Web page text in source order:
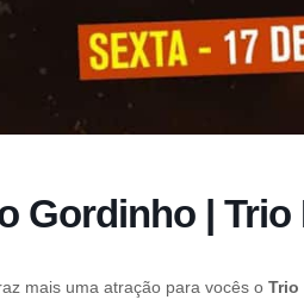
Gordinho | Trio
mais uma atração para vocês o Trio